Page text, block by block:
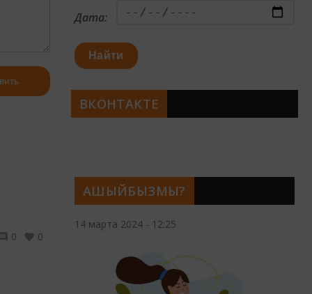
0 0
АШЫЙБЫЗМЫ?
14 марта 2024 - 12:25
Дата:
Найти
ВКОНТАКТЕ